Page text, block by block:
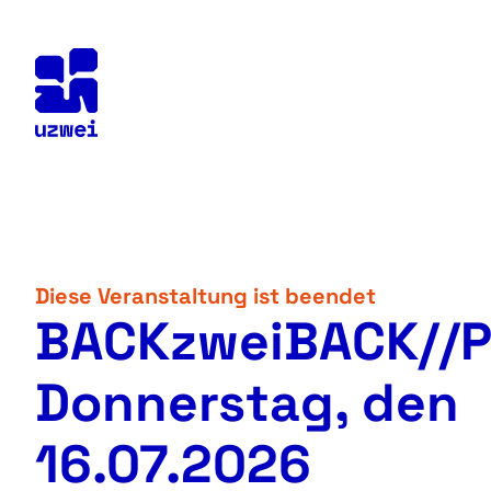
content
Diese Veranstaltung ist beendet
BACKzweiBACK//
Donnerstag, den
16.07.2026